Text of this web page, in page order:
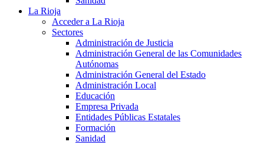
La Rioja
Acceder a La Rioja
Sectores
Administración de Justicia
Administración General de las Comunidades
Autónomas
Administración General del Estado
Administración Local
Educación
Empresa Privada
Entidades Públicas Estatales
Formación
Sanidad